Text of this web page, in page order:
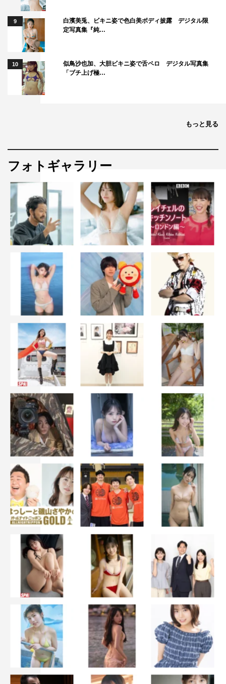
9
白濱美兎、ビキニ姿で色白美ボディ披露 デジタル限
定写真集『純…
10
似鳥沙也加、大胆ビキニ姿で舌ペロ デジタル写真集
「ブチ上げ極…
もっと見る
フォトギャラリー